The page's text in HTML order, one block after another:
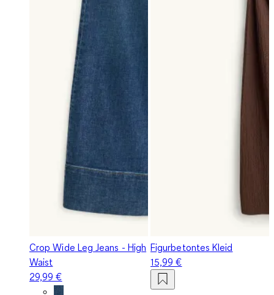
Crop Wide Leg Jeans - High
Waist
29,99 €
Figurbetontes Kleid
15,99 €